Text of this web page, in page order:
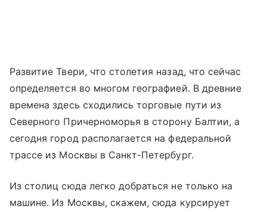
Развитие Твери, что столетия назад, что сейчас
определяется во многом географией. В древние
времена здесь сходились торговые пути из
Северного Причерноморья в сторону Балтии, а
сегодня город располагается на федеральной
трассе из Москвы в Санкт-Петербург.
Из столиц сюда легко добраться не только на
машине. Из Москвы, скажем, сюда курсирует